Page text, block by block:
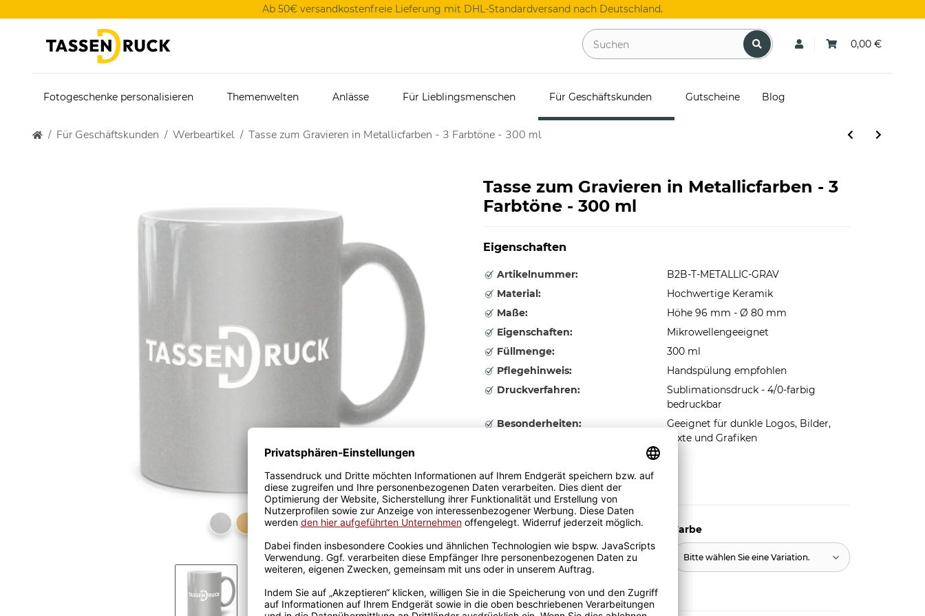
Ab 50€ versandkostenfreie Lieferung mit DHL-Standardversand nach Deutschland.
0,00 €
Fotogeschenke personalisieren Themenwelten Anlässe Für Lieblingsmenschen Für Geschäftskunden Gutscheine Blog
Für Geschäftskunden Werbeartikel Tasse zum Gravieren in Metallicfarben - 3 Farbtöne - 300 ml
Tasse zum Gravieren in Metallicfarben - 3
Farbtöne - 300 ml
Eigenschaften
Artikelnummer:
B2B-T-METALLIC-GRAV
Material:
Hochwertige Keramik
Maße:
Höhe 96 mm - Ø 80 mm
Eigenschaften:
Mikrowellengeeignet
Füllmenge:
300 ml
Pflegehinweis:
Handspülung empfohlen
Druckverfahren:
Sublimationsdruck - 4/0-farbig
bedruckbar
Besonderheiten:
Geeignet für dunkle Logos, Bilder,
Texte und Grafiken
Druckart
Bitte wählen Sie eine Variation.
Farbe
Bitte wählen Sie eine Variation.